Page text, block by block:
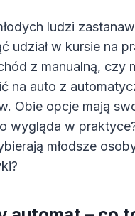
ludzi
udział w kursie na
z manualną, czy
na auto z
Obie opcje mają
wygląda w
młodsze